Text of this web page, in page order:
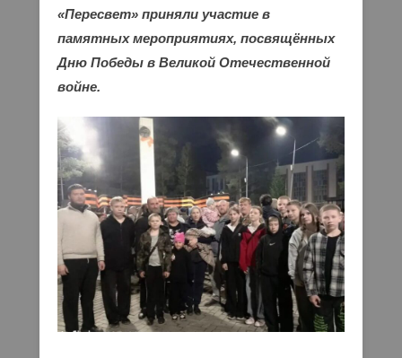
«Пересвет» приняли участие в
памятных мероприятиях, посвящённых
Дню Победы в Великой Отечественной
войне.